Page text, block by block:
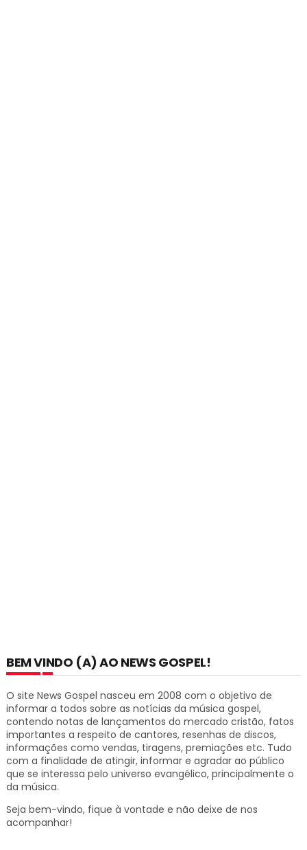
BEM VINDO (A) AO NEWS GOSPEL!
O site News Gospel nasceu em 2008 com o objetivo de
informar a todos sobre as notícias da música gospel,
contendo notas de lançamentos do mercado cristão, fatos
importantes a respeito de cantores, resenhas de discos,
informações como vendas, tiragens, premiações etc. Tudo
com a finalidade de atingir, informar e agradar ao público
que se interessa pelo universo evangélico, principalmente o
da música.
Seja bem-vindo, fique à vontade e não deixe de nos
acompanhar!